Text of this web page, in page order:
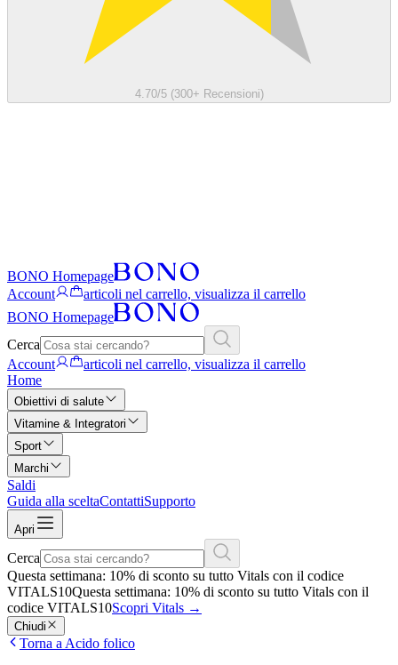
4.70/5 (300+ Recensioni)
BONO Homepage
Account
articoli nel carrello, visualizza il carrello
BONO Homepage
Cerca
Account
articoli nel carrello, visualizza il carrello
Home
Obiettivi di salute
Vitamine & Integratori
Sport
Marchi
Saldi
Guida alla sceltaContattiSupporto
Apri
Cerca
Questa settimana: 10% di sconto su tutto Vitals con il codice
VITALS10Questa settimana: 10% di sconto su tutto Vitals con il
codice VITALS10Scopri Vitals →
Chiudi
Torna a Acido folico